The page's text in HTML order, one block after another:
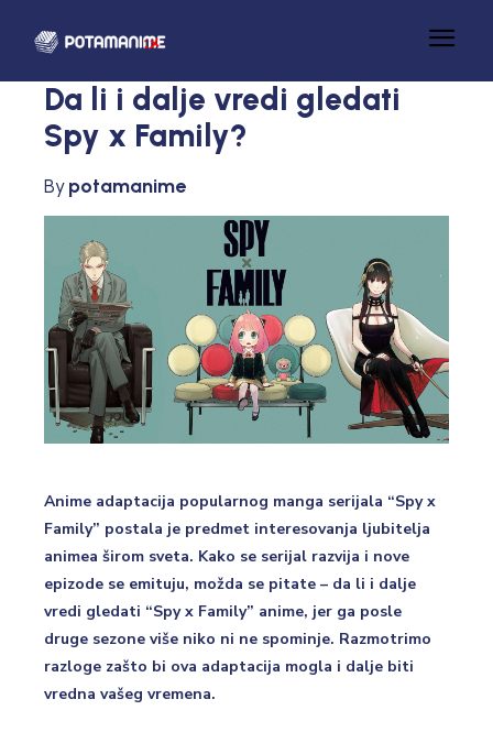
Da li i dalje vredi gledati
Spy x Family?
Bypotamanime
Anime adaptacija popularnog manga serijala “Spy x
Family” postala je predmet interesovanja ljubitelja
animea širom sveta. Kako se serijal razvija i nove
epizode se emituju, možda se pitate – da li i dalje
vredi gledati “Spy x Family” anime, jer ga posle
druge sezone više niko ni ne spominje. Razmotrimo
razloge zašto bi ova adaptacija mogla i dalje biti
vredna vašeg vremena.